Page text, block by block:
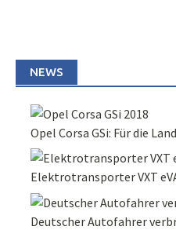
NEWS
Opel Corsa GSi: Für die
Elektrotransporter VXT
Deutscher Autofahrer